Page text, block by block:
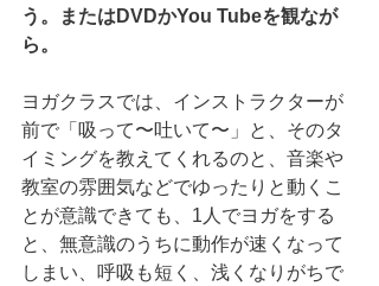
う。またはDVDかYou Tubeを観なが
ら。
ヨガクラスでは、インストラクターが
前で「吸って〜吐いて〜」と、そのタ
イミングを教えてくれるのと、音楽や
教室の雰囲気などでゆったりと動くこ
とが意識できても、1人でヨガをする
と、無意識のうちに動作が速くなって
しまい、呼吸も短く、浅くなりがちで